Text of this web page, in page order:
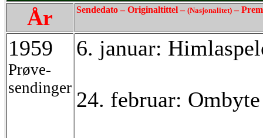
År
Sendedato – Originaltittel – (Nasjonalitet) –
1959
Prøve-
sendinger
6. januar:
24. februar: